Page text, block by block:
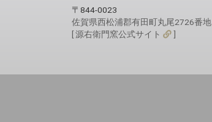
〒844-0023
佐賀県西松浦郡有田町丸尾2726番地
[ 源右衛門窯公式サイト
]